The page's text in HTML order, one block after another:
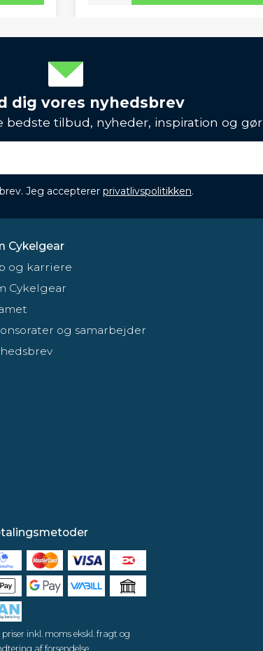
dig vores nyhedsbrev
tilbud, nyheder, inspiration og
Jeg accepterer privatlivspolitikken.
Cykelgear
og karriere
Cykelgear
og samarbejder
priser inkl. moms ekskl. fragt og
af forsendelse